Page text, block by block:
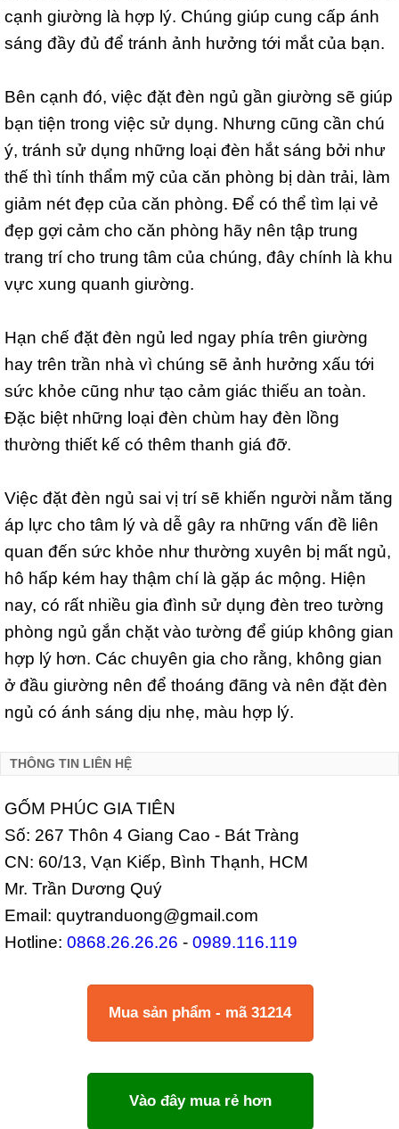
cạnh giường là hợp lý. Chúng giúp cung cấp ánh
sáng đầy đủ để tránh ảnh hưởng tới mắt của bạn.
Bên cạnh đó, việc đặt đèn ngủ gần giường sẽ giúp
bạn tiện trong việc sử dụng. Nhưng cũng cần chú
ý, tránh sử dụng những loại đèn hắt sáng bởi như
thế thì tính thẩm mỹ của căn phòng bị dàn trải, làm
giảm nét đẹp của căn phòng. Để có thể tìm lại vẻ
đẹp gợi cảm cho căn phòng hãy nên tập trung
trang trí cho trung tâm của chúng, đây chính là khu
vực xung quanh giường.
Hạn chế đặt đèn ngủ led ngay phía trên giường
hay trên trần nhà vì chúng sẽ ảnh hưởng xấu tới
sức khỏe cũng như tạo cảm giác thiếu an toàn.
Đặc biệt những loại đèn chùm hay đèn lồng
thường thiết kế có thêm thanh giá đỡ.
Việc đặt đèn ngủ sai vị trí sẽ khiến người nằm tăng
áp lực cho tâm lý và dễ gây ra những vấn đề liên
quan đến sức khỏe như thường xuyên bị mất ngủ,
hô hấp kém hay thậm chí là gặp ác mộng. Hiện
nay, có rất nhiều gia đình sử dụng đèn treo tường
phòng ngủ gắn chặt vào tường để giúp không gian
hợp lý hơn. Các chuyên gia cho rằng, không gian
ở đầu giường nên để thoáng đãng và nên đặt đèn
ngủ có ánh sáng dịu nhẹ, màu hợp lý.
THÔNG TIN LIÊN HỆ
GỐM PHÚC GIA TIÊN
Số: 267 Thôn 4 Giang Cao - Bát Tràng
CN: 60/13, Vạn Kiếp, Bình Thạnh, HCM
Mr. Trần Dương Quý
Email: quytranduong@gmail.com
Hotline: 0868.26.26.26 - 0989.116.119
Mua sản phẩm - mã 31214
Vào đây mua rẻ hơn